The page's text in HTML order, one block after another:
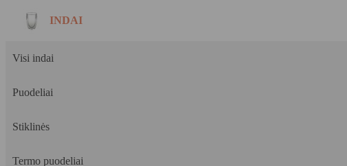
INDAI
Visi indai
Puodeliai
Stiklinės
Termo puodeliai